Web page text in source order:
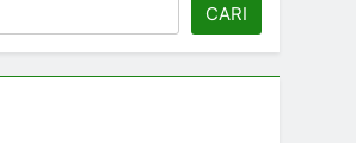
CARI